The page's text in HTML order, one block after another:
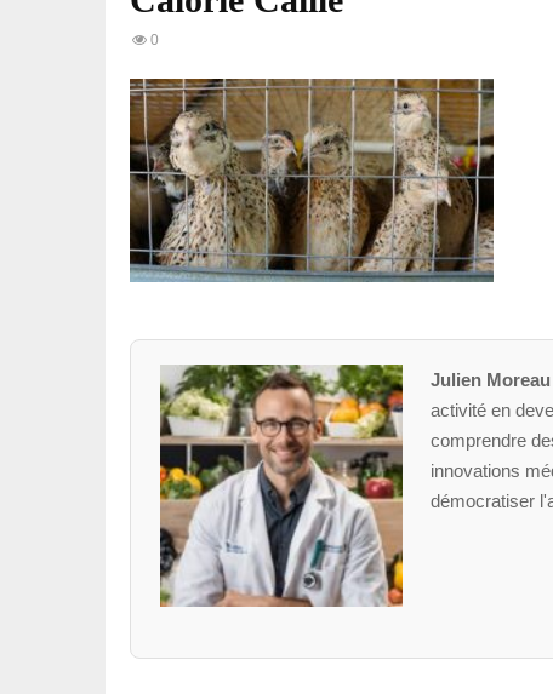
0
Julien Moreau
activité en
comprendre
innovations
démocratiser